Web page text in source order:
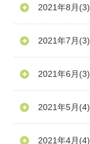
2021年8月 (3)
2021年7月 (3)
2021年6月 (3)
2021年5月 (4)
2021年4月 (4)